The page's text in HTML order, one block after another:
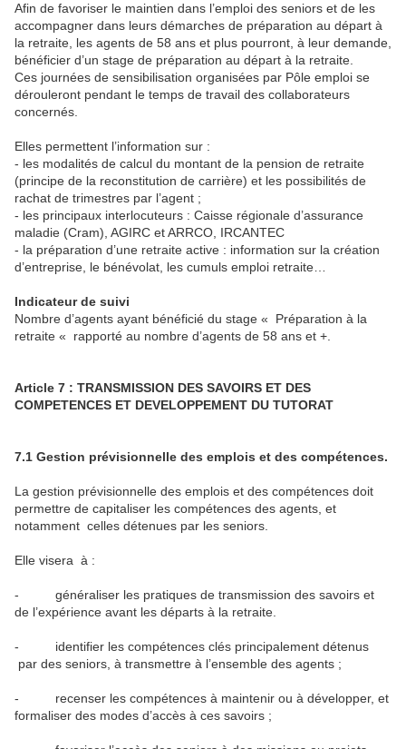
Afin de favoriser le maintien dans l’emploi des seniors et de les
accompagner dans leurs démarches de préparation au départ à
la retraite, les agents de 58 ans et plus pourront, à leur demande,
bénéficier d’un stage de préparation au départ à la retraite.
Ces journées de sensibilisation organisées par Pôle emploi se
dérouleront pendant le temps de travail des collaborateurs
concernés.
Elles permettent l’information sur :
- les modalités de calcul du montant de la pension de retraite
(principe de la reconstitution de carrière) et les possibilités de
rachat de trimestres par l’agent ;
- les principaux interlocuteurs : Caisse régionale d’assurance
maladie (Cram), AGIRC et ARRCO, IRCANTEC
- la préparation d’une retraite active : information sur la création
d’entreprise, le bénévolat, les cumuls emploi retraite…
Indicateur de suivi
Nombre d’agents ayant bénéficié du stage « Préparation à la
retraite « rapporté au nombre d’agents de 58 ans et +.
Article 7 : TRANSMISSION DES SAVOIRS ET DES
COMPETENCES ET DEVELOPPEMENT DU TUTORAT
7.1 Gestion prévisionnelle des emplois et des compétences.
La gestion prévisionnelle des emplois et des compétences doit
permettre de capitaliser les compétences des agents, et
notamment celles détenues par les seniors.
Elle visera à :
- généraliser les pratiques de transmission des savoirs et
de l’expérience avant les départs à la retraite.
- identifier les compétences clés principalement détenus
par des seniors, à transmettre à l’ensemble des agents ;
- recenser les compétences à maintenir ou à développer, et
formaliser des modes d’accès à ces savoirs ;